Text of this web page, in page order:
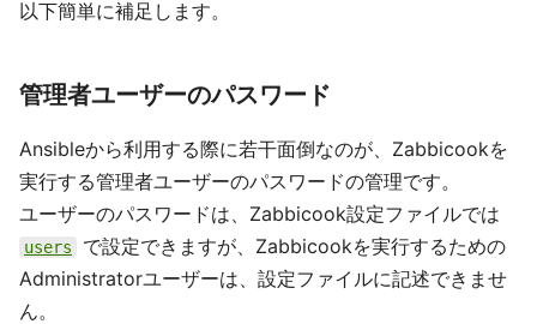
以下簡単に補足します。
管理者ユーザーのパスワード
Ansibleから利用する際に若干面倒なのが、Zabbicookを
実行する管理者ユーザーのパスワードの管理です。
ユーザーのパスワードは、Zabbicook設定ファイルでは
users
で設定できますが、Zabbicookを実行するための
Administratorユーザーは、設定ファイルに記述できませ
ん。